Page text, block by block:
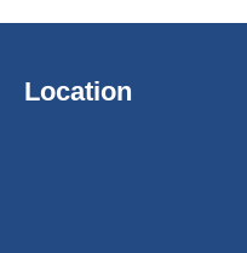
Location